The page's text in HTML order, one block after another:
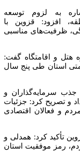
به لزوم توسعه
افزود: قزوین با
ظرفیت‌های مناسبی
هتل و اقامتگاه گفت:
استان طی پنج سال
جذب سرمایه‌گذاران و
و تصریح کرد: جزئیات
و فعالان اقتصادی
تأکید کرد: همدلی و
رمز موفقیت استان